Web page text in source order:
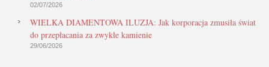
02/07/2026
WIELKA DIAMENTOWA ILUZJA: Jak korporacja zmusiła świat
do przepłacania za zwykłe kamienie
29/06/2026